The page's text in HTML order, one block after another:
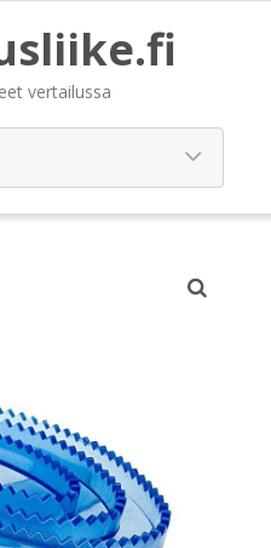
vertailussa